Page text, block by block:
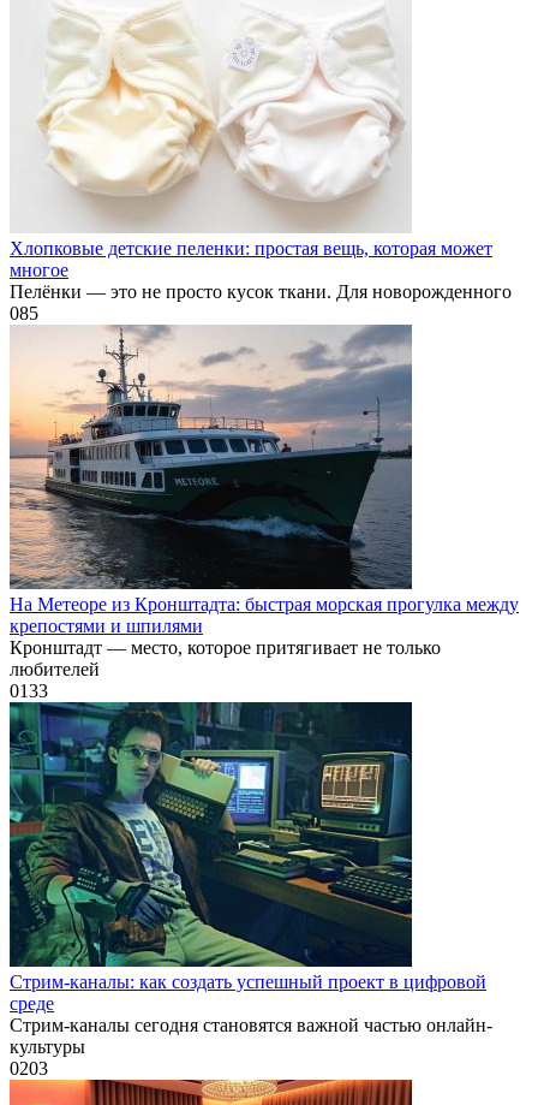
Хлопковые детские пеленки: простая вещь, которая может
многое
Пелёнки — это не просто кусок ткани. Для новорожденного
085
На Метеоре из Кронштадта: быстрая морская прогулка между
крепостями и шпилями
Кронштадт — место, которое притягивает не только
любителей
0133
Стрим-каналы: как создать успешный проект в цифровой
среде
Стрим-каналы сегодня становятся важной частью онлайн-
культуры
0203